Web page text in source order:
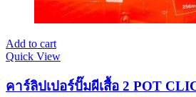
Add to cart
Quick View
คาร์ลิปเปอร์ปั๊มผีเสื้อ 2 POT